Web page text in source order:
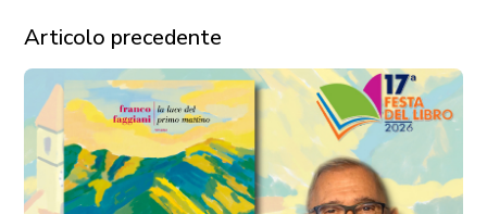
Articolo precedente